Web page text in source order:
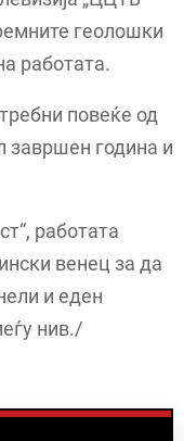
геолошки
работата.
повеќе од
завршен година и
работата
венец за да
и еден
нив./